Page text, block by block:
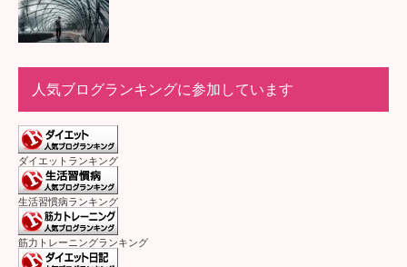
人気ブログランキングに参加しています
ダイエットランキング
生活習慣病ランキング
筋力トレーニングランキング